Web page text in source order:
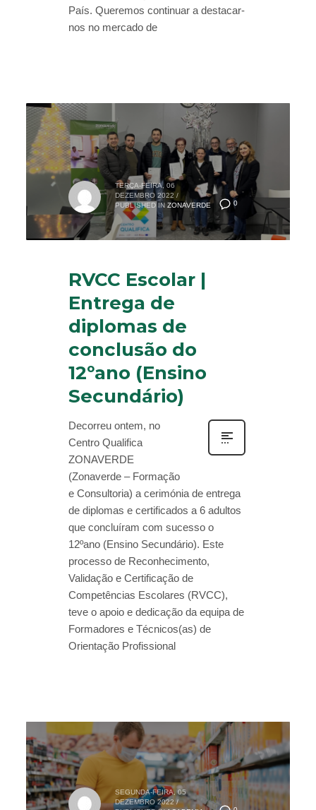
País. Queremos continuar a destacar-
nos no mercado de
0
TERÇA-FEIRA, 06
DEZEMBRO 2022 /
PUBLISHED IN ZONAVERDE
RVCC Escolar |
Entrega de
diplomas de
conclusão do
12ºano (Ensino
Secundário)
Decorreu ontem, no
Centro Qualifica
ZONAVERDE
(Zonaverde – Formação
e Consultoria) a cerimónia de entrega
de diplomas e certificados a 6 adultos
que concluíram com sucesso o
12ºano (Ensino Secundário). Este
processo de Reconhecimento,
Validação e Certificação de
Competências Escolares (RVCC),
teve o apoio e dedicação da equipa de
Formadores e Técnicos(as) de
Orientação Profissional
SEGUNDA-FEIRA, 05
DEZEMBRO 2022 /